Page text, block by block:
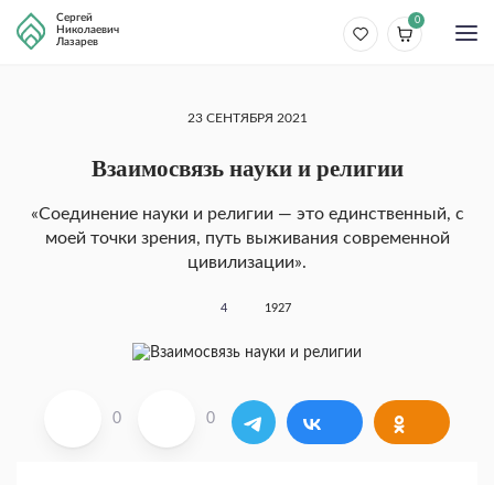
Сергей
Николаевич
Лазарев
0
23 СЕНТЯБРЯ 2021
Взаимосвязь науки и религии
«Соединение науки и религии — это единственный, с
моей точки зрения, путь выживания современной
цивилизации».
4 1927
0 0